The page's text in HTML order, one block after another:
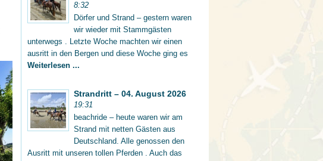
8:32
Dörfer und Strand – gestern waren
wir wieder mit Stammgästen
unterwegs . Letzte Woche machten wir einen
ausritt in den Bergen und diese Woche ging es
Weiterlesen ...
Strandritt – 04. August 2026
19:31
beachride – heute waren wir am
Strand mit netten Gästen aus
Deutschland. Alle genossen den
Ausritt mit unseren tollen Pferden . Auch das